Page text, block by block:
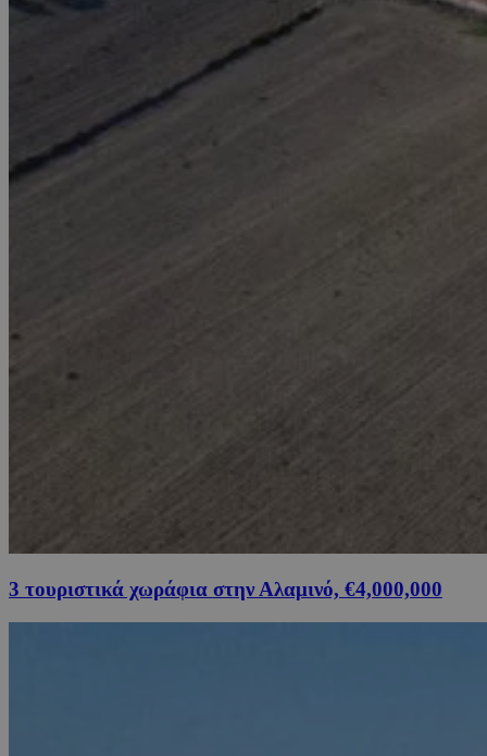
3 τουριστικά χωράφια στην Αλαμινό, €4,000,000